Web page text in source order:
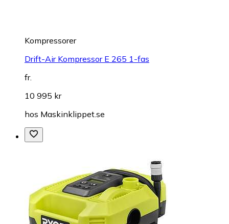
Kompressorer
Drift-Air Kompressor E 265 1-fas
fr.
10 995 kr
hos Maskinklippet.se